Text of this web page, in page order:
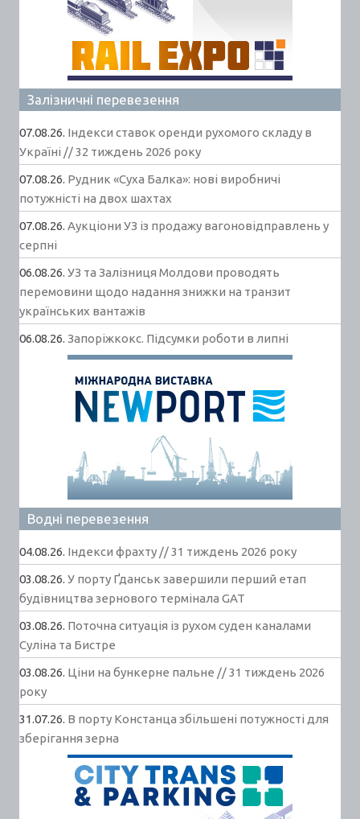
Залізничні перевезення
07.08.26. Індекси ставок оренди рухомого складу в
Україні // 32 тиждень 2026 року
07.08.26. Рудник «Суха Балка»: нові виробничі
потужністі на двох шахтах
07.08.26. Аукціони УЗ із продажу вагоновідправлень у
серпні
06.08.26. УЗ та Залізниця Молдови проводять
перемовини щодо надання знижки на транзит
українських вантажів
06.08.26. Запоріжкокс. Підсумки роботи в липні
Водні перевезення
04.08.26. Індекси фрахту // 31 тиждень 2026 року
03.08.26. У порту Ґданськ завершили перший етап
будівництва зернового термінала GAT
03.08.26. Поточна ситуація із рухом суден каналами
Суліна та Бистре
03.08.26. Ціни на бункерне пальне // 31 тиждень 2026
року
31.07.26. В порту Констанца збільшені потужності для
зберігання зерна